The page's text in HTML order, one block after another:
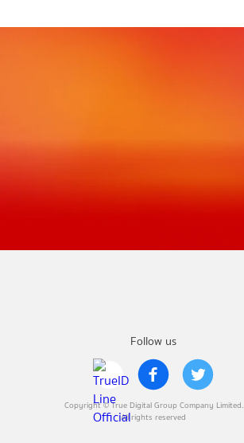
Follow us
Copyright © True Digital Group Company Limited.
All rights reserved